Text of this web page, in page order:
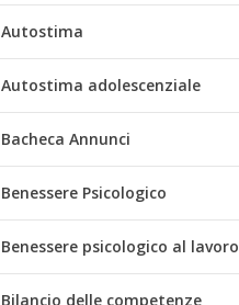
Autostima
Autostima adolescenziale
Bacheca Annunci
Benessere Psicologico
Benessere psicologico al lavoro
Bilancio delle competenze